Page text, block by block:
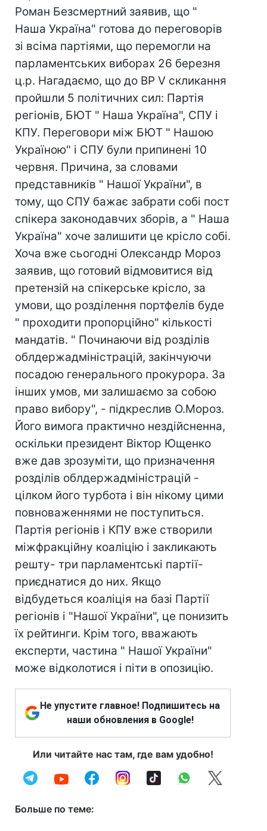
Роман Безсмертний заявив, що "
Наша Україна" готова до переговорів
зі всіма партіями, що перемогли на
парламентських виборах 26 березня
ц.р. Нагадаємо, що до ВР V скликання
пройшли 5 політичних сил: Партія
регіонів, БЮТ " Наша Україна", СПУ і
КПУ. Переговори між БЮТ " Нашою
Україною" і СПУ були припинені 10
червня. Причина, за словами
представників " Нашої України", в
тому, що СПУ бажає забрати собі пост
спікера законодавчих зборів, а " Наша
Україна" хоче залишити це крісло собі.
Хоча вже сьогодні Олександр Мороз
заявив, що готовий відмовитися від
претензій на спікерське крісло, за
умови, що розділення портфелів буде
" проходити пропорційно" кількості
мандатів. " Починаючи від розділів
облдержадміністрацій, закінчуючи
посадою генерального прокурора. За
інших умов, ми залишаємо за собою
право вибору", - підкреслив О.Мороз.
Його вимога практично нездійсненна,
оскільки президент Віктор Ющенко
вже дав зрозуміти, що призначення
розділів облдержадміністрацій -
цілком його турбота і він нікому цими
повноваженнями не поступиться.
Партія регіонів і КПУ вже створили
міжфракційну коаліцію і закликають
решту- три парламентські партії-
приєднатися до них. Якщо
відбудеться коаліція на базі Партії
регіонів і "Нашої України", це понизить
їх рейтинги. Крім того, вважають
експерти, частина " Нашої України"
може відколотися і піти в опозицію.
Не упустите главное! Подпишитесь на
наши обновления в Google!
Или читайте нас там, где вам удобно!
Больше по теме: